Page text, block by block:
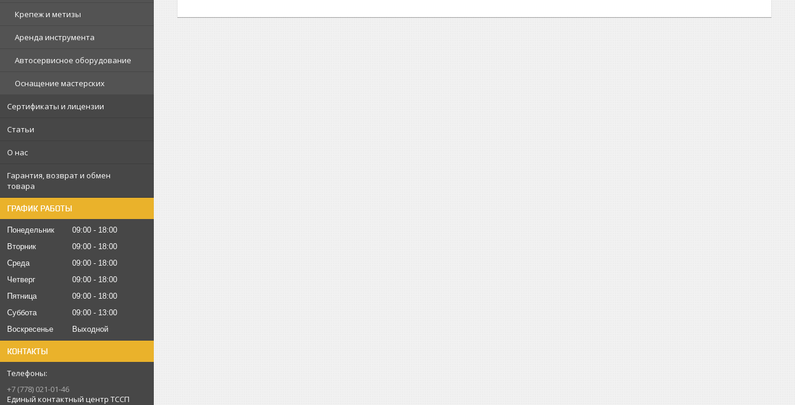
Крепеж и метизы
Аренда инструмента
Автосервисное оборудование
Оснащение мастерских
Сертификаты и лицензии
Статьи
О нас
Гарантия, возврат и обмен
товара
ГРАФИК РАБОТЫ
Понедельник 09:00
18:00
Вторник
09:00
18:00
Среда
09:00
18:00
Четверг
09:00
18:00
Пятница
09:00
18:00
Суббота
09:00
13:00
Воскресенье
Выходной
КОНТАКТЫ
+7 (778) 021-01-46
Единый контактный центр ТССП